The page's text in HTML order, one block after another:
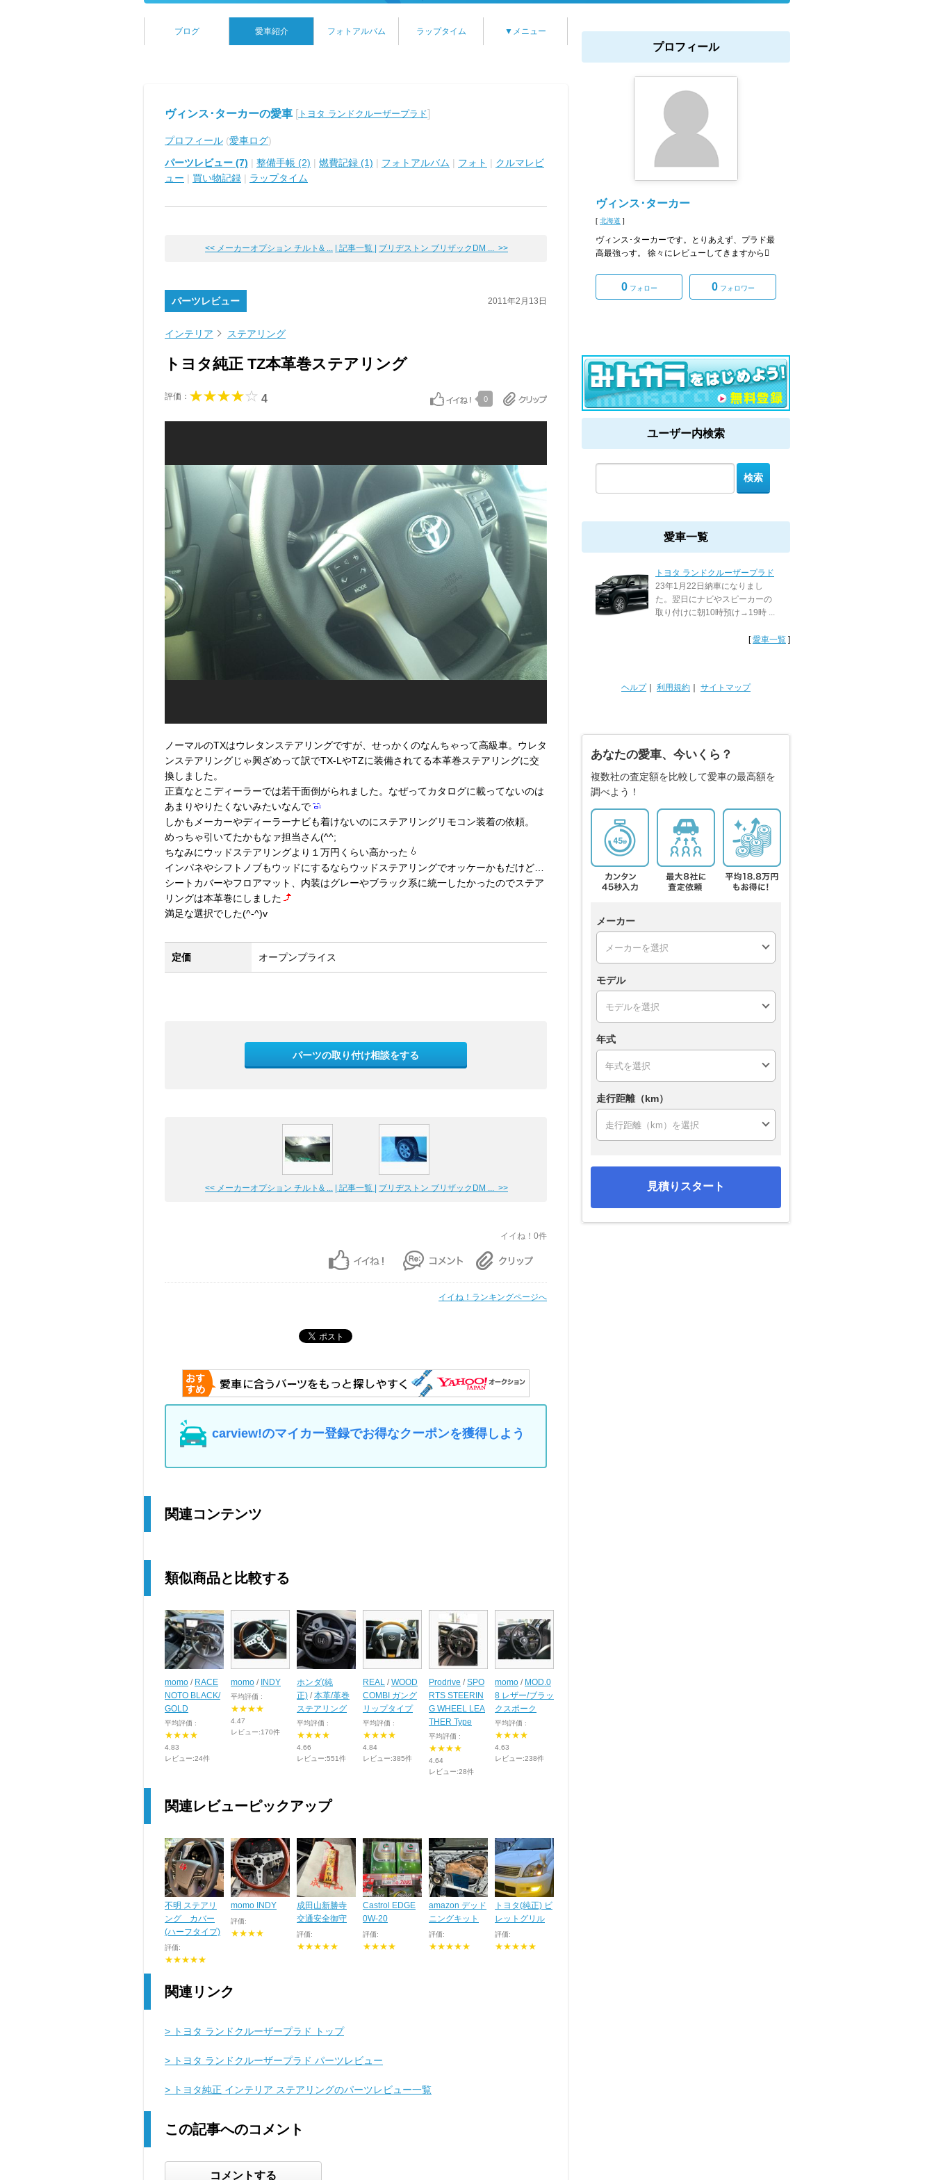
ブログ 愛車紹介 フォトアルバム ラップタイム ▼メニュー
ヴィンス･ターカーの愛車 [ トヨタ ランドクルーザープラド]
プロフィール (愛車ログ)
パーツレビュー (7) | 整備手帳 (2) | 燃費記録 (1) | フォトアルバム | フォト | クルマレビ
ュー | 買い物記録 | ラップタイム
<< メーカーオプション チルト& ... | 記事一覧 | ブリヂストン ブリザックDM ... >>
パーツレビュー 2011年2月13日
インテリア ステアリング
トヨタ純正 TZ本革巻ステアリング
評価： 4 0
ノーマルのTXはウレタンステアリングですが、せっかくのなんちゃって高級車。ウレタ
ンステアリングじゃ興ざめって訳でTX-LやTZに装備されてる本革巻ステアリングに交
換しました。
正直なとこディーラーでは若干面倒がられました。なぜってカタログに載ってないのは
あまりやりたくないみたいなんで
しかもメーカーやディーラーナビも着けないのにステアリングリモコン装着の依頼。
めっちゃ引いてたかもなァ担当さん(^^;
ちなみにウッドステアリングより１万円くらい高かった
インパネやシフトノブもウッドにするならウッドステアリングでオッケーかもだけど…
シートカバーやフロアマット、内装はグレーやブラック系に統一したかったのでステア
リングは本革巻にしました
満足な選択でした(^-^)v
定価 オープンプライス
パーツの取り付け相談をする
<< メーカーオプション チルト& ... | 記事一覧 | ブリヂストン ブリザックDM ... >>
イイね！0件
イイね！ランキングページへ
carview!のマイカー登録でお得なクーポンを獲得しよう
関連コンテンツ
類似商品と比較する
momo / RACE
NOTO BLACK/
GOLD
平均評価 :
★★★★
4.83
レビュー:24件
momo / INDY
平均評価 :
★★★★
4.47
レビュー:170件
ホンダ(純
正) /本革/革巻
ステアリング
平均評価 :
★★★★
4.66
レビュー:551件
REAL /WOOD
COMBI ガング
リップタイプ
平均評価 :
★★★★
4.84
レビュー:385件
Prodrive /SPO
RTS STEERIN
G WHEEL LEA
THER Type
平均評価 :
★★★★
4.64
レビュー:28件
momo / MOD.0
8 レザー/ブラッ
クスポーク
平均評価 :
★★★★
4.63
レビュー:238件
関連レビューピックアップ
不明 ステアリ
ング カバー
(ハーフタイプ)
評価:
★★★★★
momo INDY
評価:
★★★★
成田山新勝寺
交通安全御守
評価:
★★★★★
Castrol EDGE
0W-20
評価:
★★★★
amazon デッド
ニングキット
評価:
★★★★★
トヨタ(純正) ビ
レットグリル
評価:
★★★★★
関連リンク
> トヨタ ランドクルーザープラド トップ
> トヨタ ランドクルーザープラド パーツレビュー
> トヨタ純正 インテリア ステアリングのパーツレビュー一覧
この記事へのコメント
コメントする
プロフィール
ヴィンス･ターカー
[ 北海道 ]
ヴィンス･ターカーです。とりあえず、プラド最
高最強っす。 徐々にレビューしてきますから
0フォロー 0フォロワー
ユーザー内検索
愛車一覧
トヨタ ランドクルーザープラド
23年1月22日納車になりまし
た。翌日にナビやスピーカーの
取り付けに朝10時預け→19時 ...
[愛車一覧 ]
ヘルプ｜ 利用規約 サイトマップ
あなたの愛車、今いくら？
複数社の査定額を比較して愛車の最高額を
調べよう！
メーカー
モデル
年式
走行距離（km）
見積りスタート